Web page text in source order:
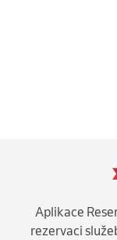
Aplikace
rezervaci